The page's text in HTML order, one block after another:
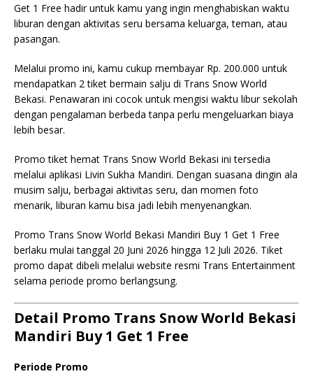
Get 1 Free hadir untuk kamu yang ingin menghabiskan waktu
liburan dengan aktivitas seru bersama keluarga, teman, atau
pasangan.
Melalui promo ini, kamu cukup membayar Rp. 200.000 untuk
mendapatkan 2 tiket bermain salju di Trans Snow World
Bekasi. Penawaran ini cocok untuk mengisi waktu libur sekolah
dengan pengalaman berbeda tanpa perlu mengeluarkan biaya
lebih besar.
Promo tiket hemat Trans Snow World Bekasi ini tersedia
melalui aplikasi Livin Sukha Mandiri. Dengan suasana dingin ala
musim salju, berbagai aktivitas seru, dan momen foto
menarik, liburan kamu bisa jadi lebih menyenangkan.
Promo Trans Snow World Bekasi Mandiri Buy 1 Get 1 Free
berlaku mulai tanggal 20 Juni 2026 hingga 12 Juli 2026. Tiket
promo dapat dibeli melalui website resmi Trans Entertainment
selama periode promo berlangsung.
Detail Promo Trans Snow World Bekasi
Mandiri Buy 1 Get 1 Free
Periode Promo